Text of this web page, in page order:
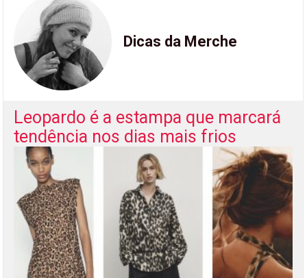
Dicas da Merche
Leopardo é a estampa que marcará
tendência nos dias mais frios